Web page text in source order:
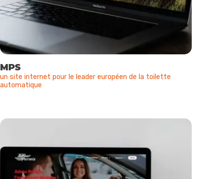
MPS
un site internet pour le leader européen de la toilette
automatique